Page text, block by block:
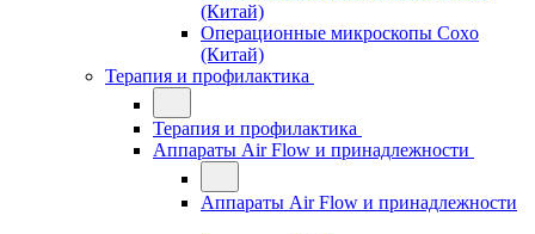
(Китай)
Операционные микроскопы Coxo
(Китай)
Терапия и профилактика
Терапия и профилактика
Аппараты Air Flow и принадлежности
Аппараты Air Flow и принадлежности